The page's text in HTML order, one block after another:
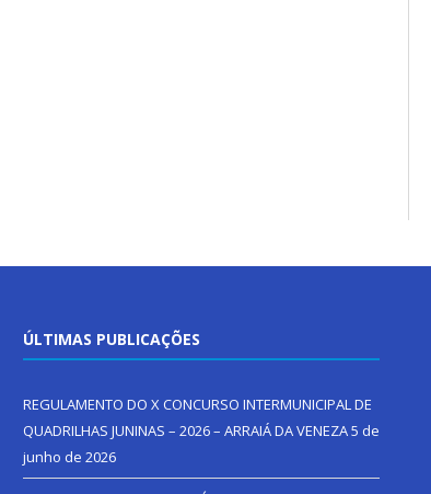
ÚLTIMAS PUBLICAÇÕES
REGULAMENTO DO X CONCURSO INTERMUNICIPAL DE
QUADRILHAS JUNINAS – 2026 – ARRAIÁ DA VENEZA5 de
junho de 2026